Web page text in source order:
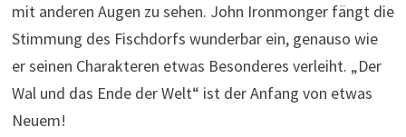
mit anderen Augen zu sehen. John Ironmonger fängt die
Stimmung des Fischdorfs wunderbar ein, genauso wie
er seinen Charakteren etwas Besonderes verleiht. „Der
Wal und das Ende der Welt“ ist der Anfang von etwas
Neuem!